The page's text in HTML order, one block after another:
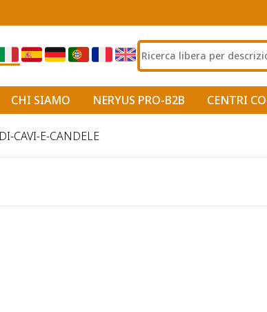
CHI SIAMO NERYUS PRO-B2B CENTRI
CAVI-E-CANDELE